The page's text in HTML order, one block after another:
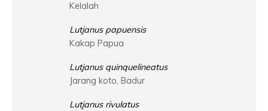
Kelalah
Lutjanus papuensis
Kakap Papua
Lutjanus quinquelineatus
Jarang koto, Badur
Lutjanus rivulatus